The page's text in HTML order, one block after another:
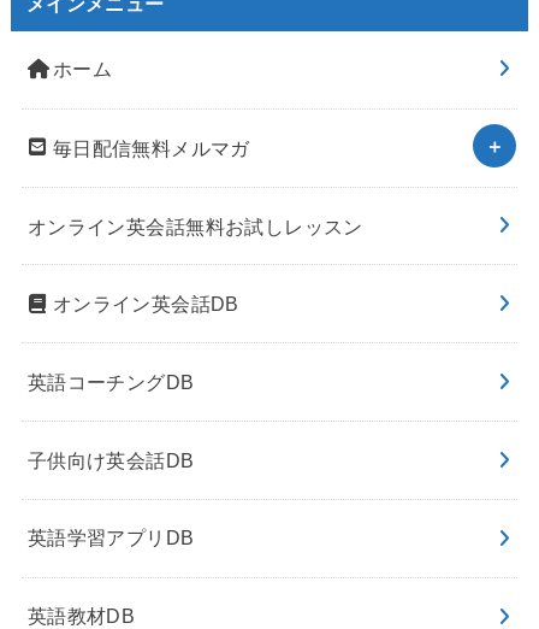
ホーム
毎日配信無料メルマガ
オンライン英会話無料お試しレッスン
オンライン英会話DB
英語コーチングDB
子供向け英会話DB
英語学習アプリDB
英語教材DB